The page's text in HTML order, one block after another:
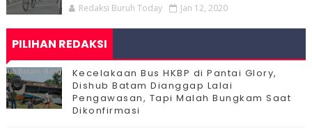
Redaksi Buruh Today Jan 12, 2020
PILIHAN REDAKSI
Kecelakaan Bus HKBP di Pantai Glory,
Dishub Batam Dianggap Lalai
Pengawasan, Tapi Malah Bungkam Saat
Dikonfirmasi